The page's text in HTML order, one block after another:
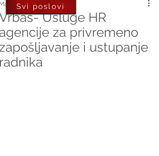
Usluge HR
za privremeno
i ustupanje
11, 2017
Svi poslovi